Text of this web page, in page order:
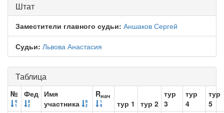
Штат
Заместители главного судьи: Аншаков Сергей
Судьи: Львова Анастасия
Таблица
№ Фед Имя
участника
Rнач
тур 1 тур 2
тур
3
тур
4
тур
5